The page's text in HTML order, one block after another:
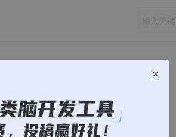
试进阶路线